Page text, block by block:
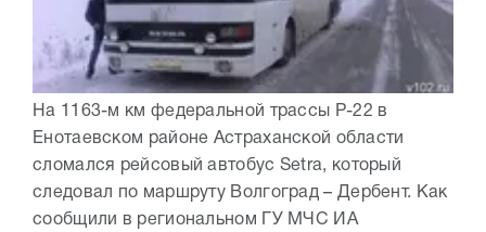
На 1163-м км федеральной трассы Р-22 в
Енотаевском районе Астраханской области
сломался рейсовый автобус Setra, который
следовал по маршруту Волгоград – Дербент. Как
сообщили в региональном ГУ МЧС ИА